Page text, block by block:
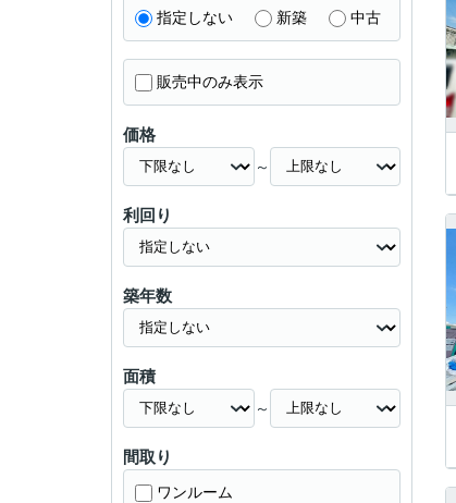
指定しない 新築 中古
販売中のみ表示
価格
～
利回り
築年数
面積
～
間取り
ワンルーム